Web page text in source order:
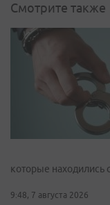
Смотрите также
которые находились
9:48, 7 августа 2026